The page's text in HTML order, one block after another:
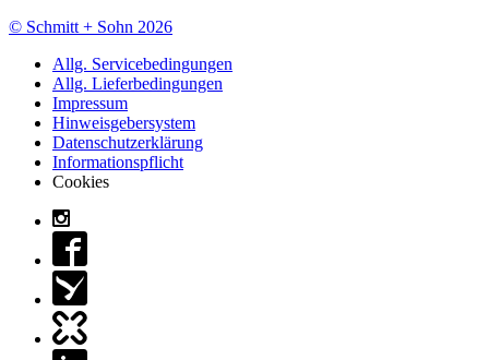
© Schmitt + Sohn 2026
Allg. Servicebedingungen
Allg. Lieferbedingungen
Impressum
Hinweisgebersystem
Datenschutzerklärung
Informationspflicht
Cookies